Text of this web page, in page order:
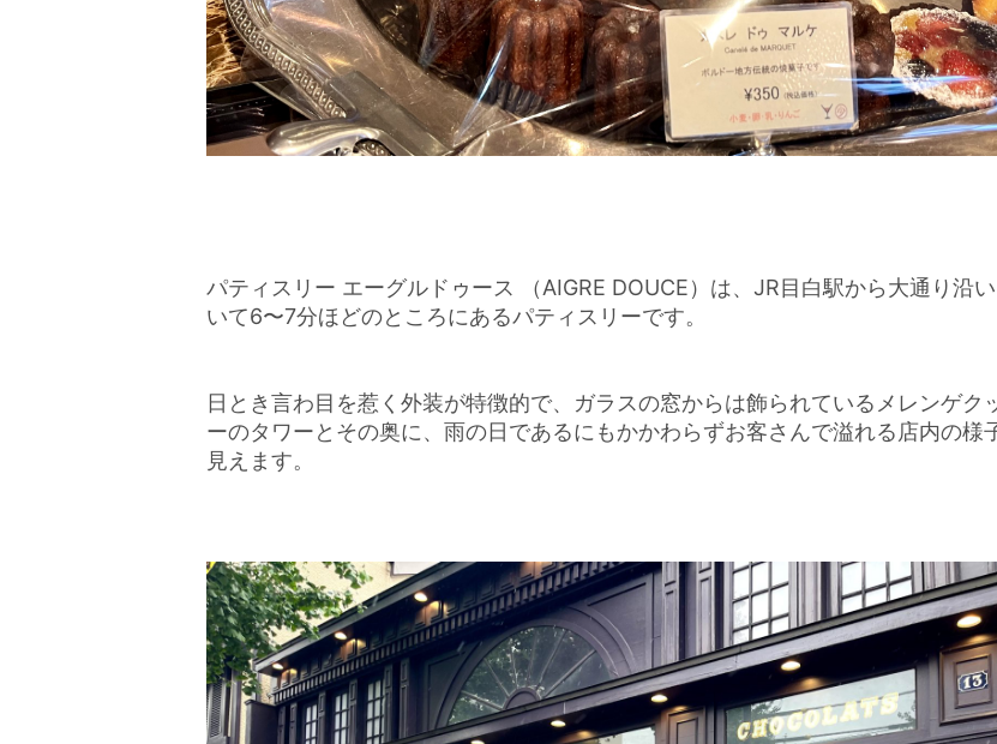
パティスリー エーグルドゥース （AIGRE DOUCE）は、JR目白駅から大通り沿
いて6〜7分ほどのところにあるパティスリーです。
日とき言わ目を惹く外装が特徴的で、ガラスの窓からは飾られているメレンゲク
ーのタワーとその奥に、雨の日であるにもかかわらずお客さんで溢れる店内の様
見えます。